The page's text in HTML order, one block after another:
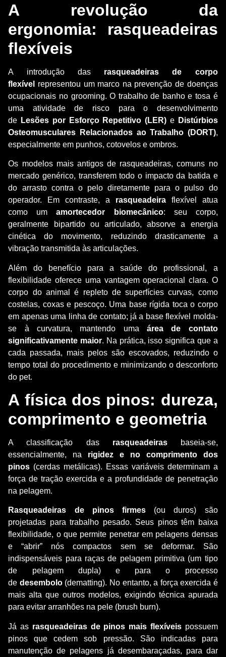
A revolução da
ergonomia: rasqueadeiras
flexíveis
A introdução das rasqueadeiras de corpo
flexível
representou um marco na prevenção de doenças
ocupacionais no grooming. O trabalho de banho e tosa é
uma atividade de risco para o desenvolvimento
de Lesões por Esforço Repetitivo (LER) e Distúrbios
Osteomusculares Relacionados ao Trabalho (DORT),
especialmente em punhos, cotovelos e ombros.
Os modelos mais antigos de rasqueadeiras, comuns no
mercado genérico, transferem todo o impacto da batida e
do arrasto contra o pelo diretamente para o pulso do
operador. Em contraste, a rasqueadeiraflexível atua
como umamortecedor biomecânico: seu corpo,
geralmente bipartido ou articulado, absorve a energia
cinética do movimento, reduzindo drasticamente a
vibração transmitida às articulações.
Além do benefício para a saúde do profissional, a
flexibilidade oferece uma vantagem operacional clara. O
corpo do animal é repleto de superfícies curvas, como
costelas, coxas e pescoço. Uma base rígida toca o corpo
em apenas uma linha de contato; já a base flexível molda-
se à curvatura, mantendo uma área de contato
significativamente maior. Na prática, isso significa que a
cada passada, mais pelos são escovados, reduzindo o
tempo total do procedimento e minimizando o desconforto
do pet.
A física dos pinos: dureza,
comprimento e geometria
A classificação das rasqueadeirasbaseia-se,
essencialmente, na rigidez e no comprimento dos
pinos (cerdas metálicas). Essas variáveis determinam a
força de tração exercida e a profundidade de penetração
na pelagem.
Rasqueadeiras de pinos firmes (ou duros) são
projetadas para trabalho pesado. Seus pinos têm baixa
flexibilidade, o que permite penetrar em pelagens densas
e “abrir” nós compactos sem se deformar. São
indispensáveis para raças de pelagem primitiva (um tipo
de pelagem dupla) e para o processo
de desembolo(dematting). No entanto, a força exercida é
mais alta que outros modelos, exigindo técnica apurada
para evitar arranhões na pele (brush burn).
Já as rasqueadeiras de pinos mais flexíveispossuem
pinos que cedem sob pressão. São indicadas para
manutenção de pelagens já desembaraçadas, para dar